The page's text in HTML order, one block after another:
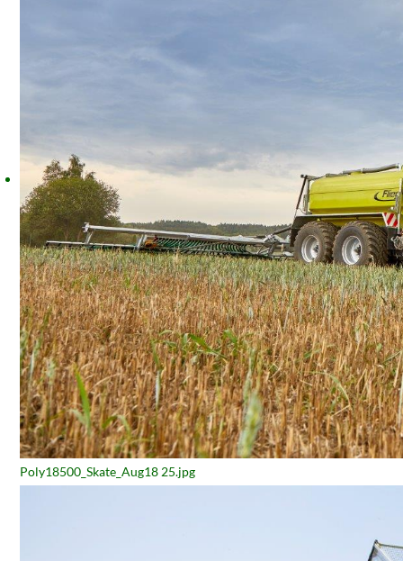
Poly18500_Skate_Aug18 25.jpg